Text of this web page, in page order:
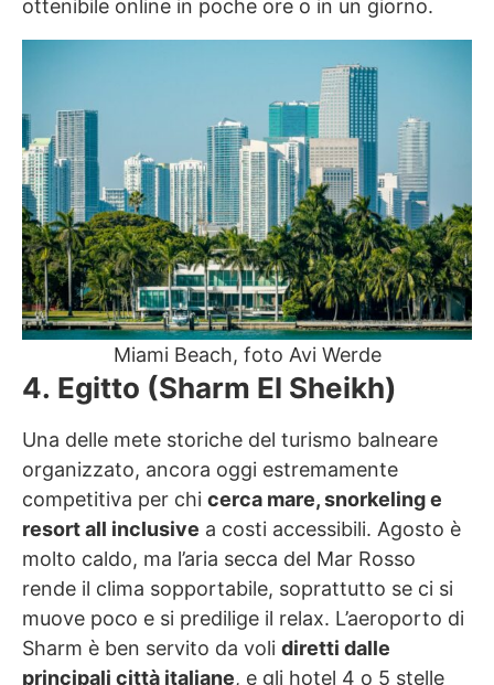
ottenibile online in poche ore o in un giorno.
Miami Beach, foto Avi Werde
4. Egitto (Sharm El Sheikh)
Una delle mete storiche del turismo balneare
organizzato, ancora oggi estremamente
competitiva per chi cerca mare, snorkeling e
resort all inclusive a costi accessibili. Agosto è
molto caldo, ma l’aria secca del Mar Rosso
rende il clima sopportabile, soprattutto se ci si
muove poco e si predilige il relax. L’aeroporto di
Sharm è ben servito da voli diretti dalle
principali città italiane, e gli hotel 4 o 5 stelle